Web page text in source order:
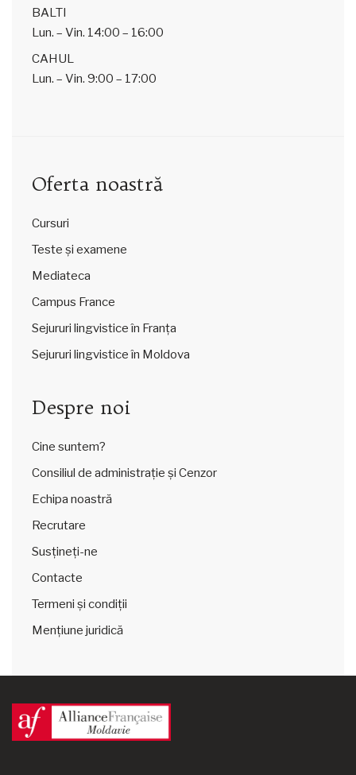
BALTI
Lun. – Vin. 14:00 – 16:00
CAHUL
Lun. – Vin. 9:00 – 17:00
Oferta noastră
Cursuri
Teste și examene
Mediateca
Campus France
Sejururi lingvistice în Franța
Sejururi lingvistice în Moldova
Despre noi
Cine suntem?
Consiliul de administrație și Cenzor
Echipa noastră
Recrutare
Susțineți-ne
Contacte
Termeni și condiții
Mențiune juridică